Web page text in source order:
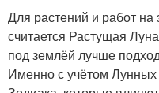
Для растений и работ
считается Растущая
под землёй лучше
Именно с учётом